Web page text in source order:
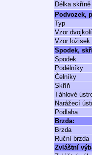
Délka skříně
Podvozek,
Typ
Vzor dvojkolí
Vzor ložisek
Spodek,
Spodek
Podélníky
Čelníky
Skříň
Táhlové
Narážecí
Podlaha
Brzda:
Brzda
Ruční brzda
Zvláštní